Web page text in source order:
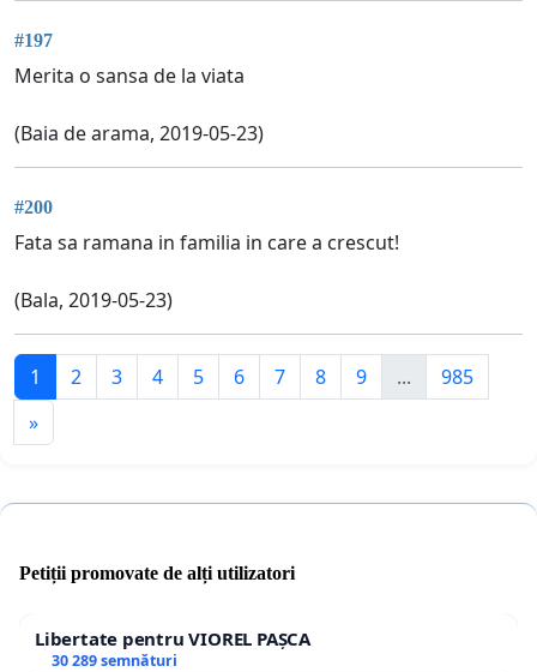
#197
Merita o sansa de la viata
(Baia de arama, 2019-05-23)
#200
Fata sa ramana in familia in care a crescut!
(Bala, 2019-05-23)
1 2 3 4 5 6 7 8 9 ...
985
»
Petiții promovate de alți utilizatori
Libertate pentru VIOREL PAȘCA
30 289 semnături